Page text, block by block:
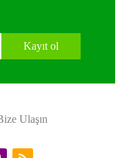
Kayıt ol
Ulaşın